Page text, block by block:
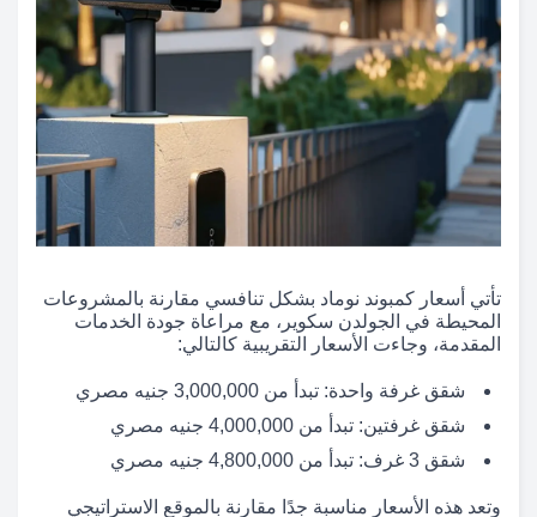
تأتي أسعار كمبوند نوماد بشكل تنافسي مقارنة بالمشروعات
المحيطة في الجولدن سكوير، مع مراعاة جودة الخدمات
المقدمة، وجاءت الأسعار التقريبية كالتالي:
شقق غرفة واحدة: تبدأ من 3,000,000 جنيه مصري
شقق غرفتين: تبدأ من 4,000,000 جنيه مصري
شقق 3 غرف: تبدأ من 4,800,000 جنيه مصري
وتعد هذه الأسعار مناسبة جدًا مقارنة بالموقع الاستراتيجي